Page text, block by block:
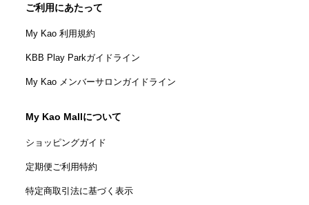
ご利用にあたって
My Kao 利用規約
KBB Play Parkガイドライン
My Kao メンバーサロンガイドライン
My Kao Mallについて
ショッピングガイド
定期便ご利用特約
特定商取引法に基づく表示